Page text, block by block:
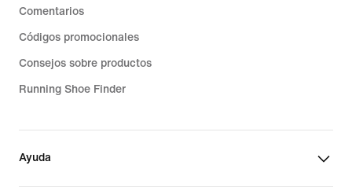
Comentarios
Códigos promocionales
Consejos sobre productos
Running Shoe Finder
Ayuda